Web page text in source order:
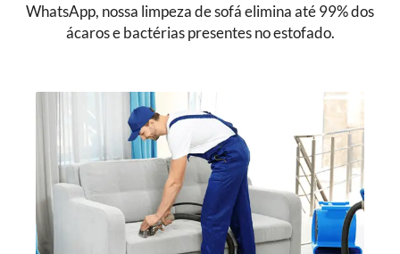
WhatsApp, nossa limpeza de sofá elimina até 99% dos
ácaros e bactérias presentes no estofado.